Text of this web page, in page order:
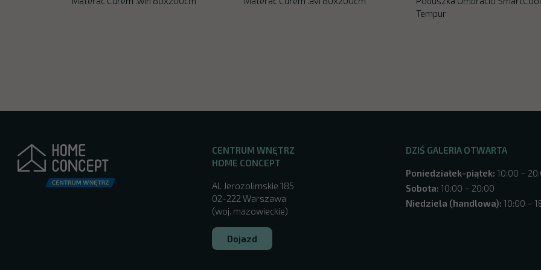
Tempur
CENTRUM WNĘTRZ
HOME CONCEPT
Al. Jerozolimskie 185
02-222 Warszawa
(woj. mazowieckie)
Dojazd
DZIŚ GALERIA OTWARTA
Poniedziałek-piątek: 10:00 –
Sobota: 10:00 – 20:00
Niedziela (handlowa): 10:00 –